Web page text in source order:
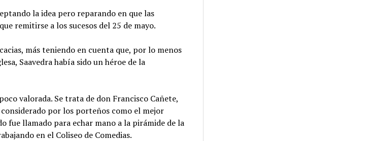
la idea pero reparando en que las
remitirse a los sucesos del 25 de mayo.
más teniendo en cuenta que, por lo menos
Saavedra había sido un héroe de la
valorada. Se trata de don Francisco Cañete,
por los porteños como el mejor
fue llamado para echar mano a la pirámide de la
en el Coliseo de Comedias.